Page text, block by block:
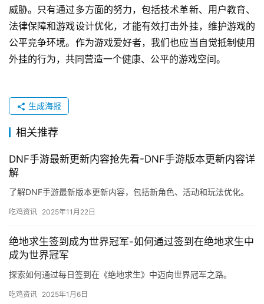
威胁。只有通过多方面的努力，包括技术革新、用户教育、
法律保障和游戏设计优化，才能有效打击外挂，维护游戏的
公平竞争环境。作为游戏爱好者，我们也应当自觉抵制使用
外挂的行为，共同营造一个健康、公平的游戏空间。
生成海报
相关推荐
DNF手游最新更新内容抢先看-DNF手游版本更新内容详
解
了解DNF手游最新版本更新内容，包括新角色、活动和玩法优化。
吃鸡资讯 2025年11月22日
绝地求生签到成为世界冠军-如何通过签到在绝地求生中
成为世界冠军
探索如何通过每日签到在《绝地求生》中迈向世界冠军之路。
吃鸡资讯 2025年1月6日